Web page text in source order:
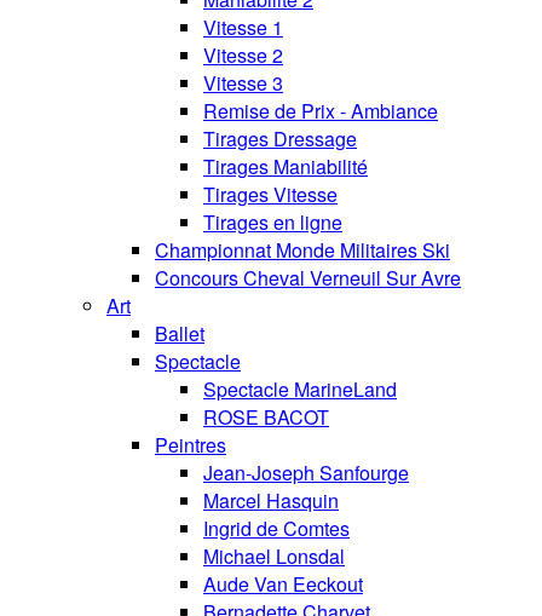
Vitesse 1
Vitesse 2
Vitesse 3
Remise de Prix - Ambiance
Tirages Dressage
Tirages Maniabilité
Tirages Vitesse
Tirages en ligne
Championnat Monde Militaires Ski
Concours Cheval Verneuil Sur Avre
Art
Ballet
Spectacle
Spectacle MarineLand
ROSE BACOT
Peintres
Jean-Joseph Sanfourge
Marcel Hasquin
Ingrid de Comtes
Michael Lonsdal
Aude Van Eeckout